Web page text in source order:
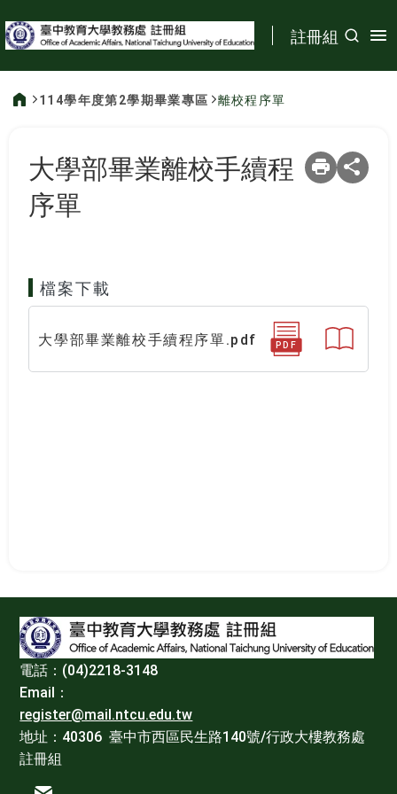
註冊組
114學年度第2學期畢業專區 離校程序單
大學部畢業離校手續程
序單
檔案下載
大學部畢業離校手續程序單.pdf PDF
電話：(04)2218-3148
Email：
register@mail.ntcu.edu.tw
地址：40306 臺中市西區民生路140號/行政大樓教務處
註冊組